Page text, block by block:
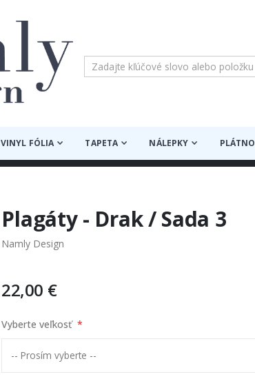
VINYL FÓLIA TAPETA NÁLEPKY PLÁTNO
Plagáty - Drak / Sada 3
Namly Design
22,00 €
Vyberte veľkosť